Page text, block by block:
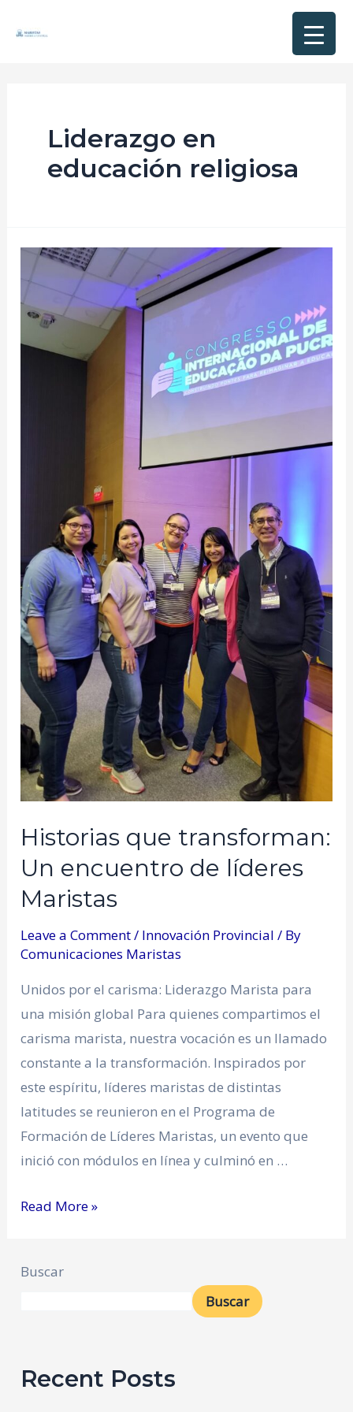
Liderazgo en
educación religiosa
Historias que transforman:
Un encuentro de líderes
Maristas
Leave a Comment/ Innovación Provincial / By
Comunicaciones Maristas
Unidos por el carisma: Liderazgo Marista para
una misión global Para quienes compartimos el
carisma marista, nuestra vocación es un llamado
constante a la transformación. Inspirados por
este espíritu, líderes maristas de distintas
latitudes se reunieron en el Programa de
Formación de Líderes Maristas, un evento que
inició con módulos en línea y culminó en …
Read More »
Buscar
Buscar
Recent Posts